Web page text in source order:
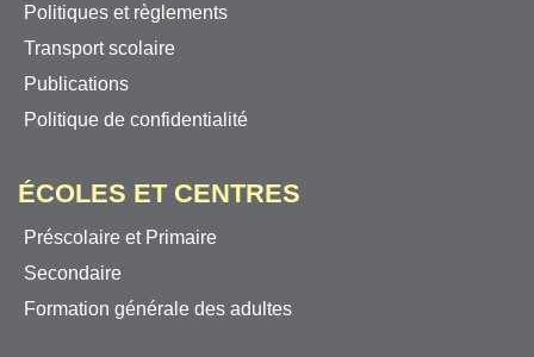
Politiques et règlements
Transport scolaire
Publications
Politique de confidentialité
ÉCOLES ET CENTRES
Préscolaire et Primaire
Secondaire
Formation générale des adultes